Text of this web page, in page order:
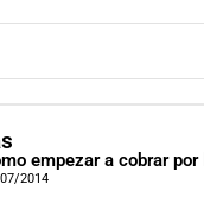
empezar a cobrar por
2014